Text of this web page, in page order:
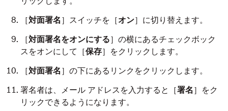
［対面署名 ］スイッチを［オン］に切り替えます。
［対面署名をオンにする］の横にあるチェックボック
スをオンにして［保存］をクリックします。
［対面署名 ］の下にあるリンクをクリックします。
署名者は、メール アドレスを入力すると［署名 ］をク
リックできるようになります。